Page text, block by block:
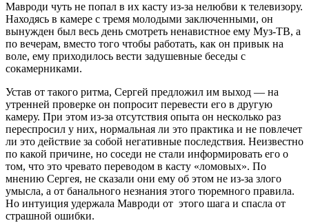
Мавроди чуть не попал в их касту из-за нелюбви к телевизору.
Находясь в камере с тремя молодыми заключенными, он
вынужден был весь день смотреть ненавистное ему Муз-ТВ, а
по вечерам, вместо того чтобы работать, как он привык на
воле, ему приходилось вести задушевные беседы с
сокамерниками.
Устав от такого ритма, Сергей предложил им выход — на
утренней проверке он попросит перевести его в другую
камеру. При этом из-за отсутствия опыта он несколько раз
переспросил у них, нормальная ли это практика и не повлечет
ли это действие за собой негативные последствия. Неизвестно
по какой причине, но соседи не стали информировать его о
том, что это чревато переводом в касту «ломовых». По
мнению Сергея, не сказали они ему об этом не из-за злого
умысла, а от банального незнания этого тюремного правила.
Но интуиция удержала Мавроди от этого шага и спасла от
страшной ошибки.